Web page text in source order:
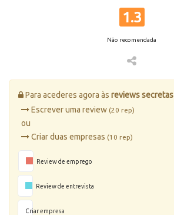
1.3
Não recomendada
Para acederes agora às reviews secretas
Escrever uma review (20 rep)
ou
Criar duas empresas (10 rep)
Review de emprego
Review de entrevista
Criar empresa